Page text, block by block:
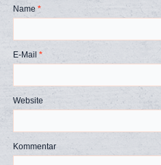
Name*
E-Mail*
Website
Kommentar